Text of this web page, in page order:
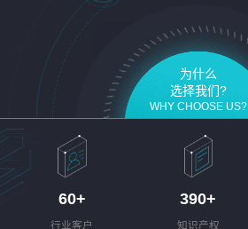
为什么
选择我们?
WHY CHOOSE US?
60+
行业客户
390+
知识产权